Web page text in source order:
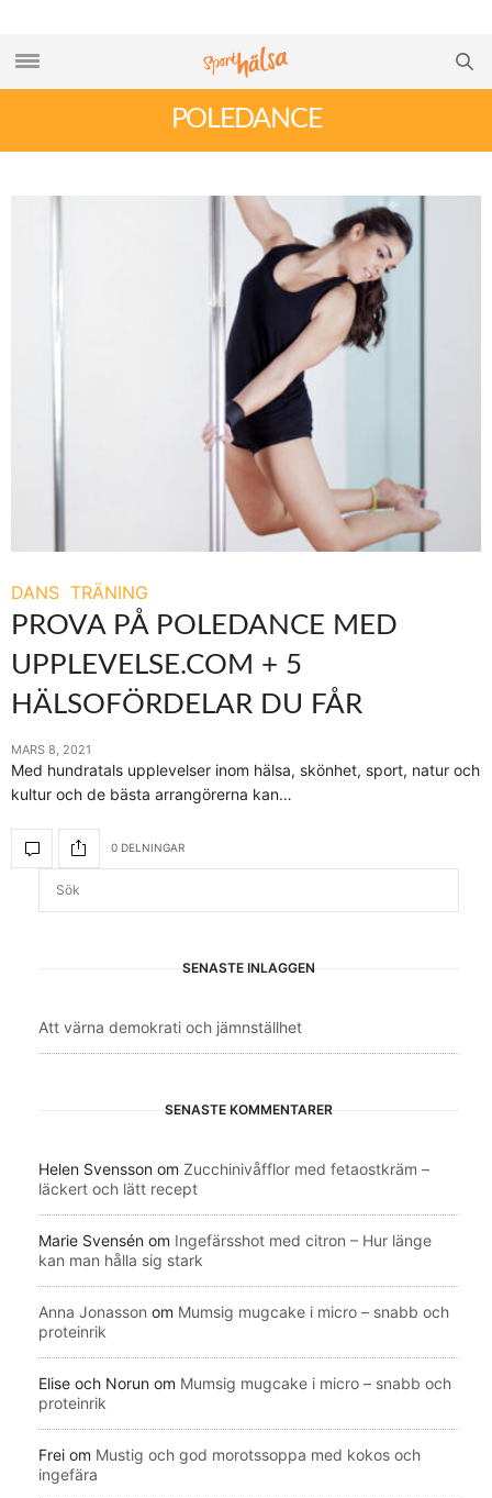
POLEDANCE
DANS TRÄNING
PROVA PÅ POLEDANCE MED
UPPLEVELSE.COM + 5
HÄLSOFÖRDELAR DU FÅR
MARS 8, 2021
Med hundratals upplevelser inom hälsa, skönhet, sport, natur och
kultur och de bästa arrangörerna kan…
0 DELNINGAR
SENASTE INLÄGGEN
Att värna demokrati och jämnställhet
SENASTE KOMMENTARER
Helen Svensson om Zucchinivåfflor med fetaostkräm –
läckert och lätt recept
Marie Svensén om Ingefärsshot med citron – Hur länge
kan man hålla sig stark
Anna Jonasson om Mumsig mugcake i micro – snabb och
proteinrik
Elise och Norun om Mumsig mugcake i micro – snabb och
proteinrik
Frei om Mustig och god morotssoppa med kokos och
ingefära